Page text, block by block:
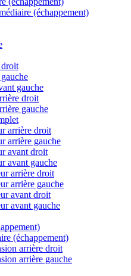
(échappement)
droit
gauche
droit
gauche
arrière droit
arrière gauche
avant droit
avant gauche
arrière droit
arrière gauche
avant droit
avant gauche
(échappement)
arrière droit
arrière gauche